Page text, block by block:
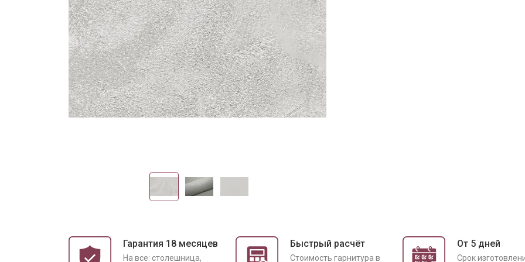
Гарантия 18 месяцев
На все: столешница,
Быстрый расчёт
Cтоимость гарнитура в
От 5 дней
Срок